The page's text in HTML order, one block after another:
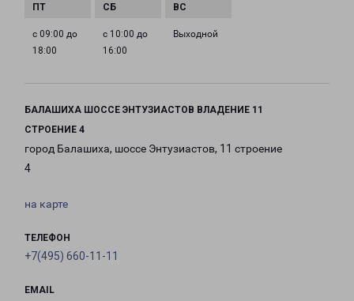
с 09:00 до
18:00
с 10:00 до
16:00
Выходной
БАЛАШИХА ШОССЕ ЭНТУЗИАСТОВ ВЛАДЕНИЕ 11
СТРОЕНИЕ 4
город Балашиха, шоссе Энтузиастов, 11 строение
4
на карте
ТЕЛЕФОН
+7(495) 660-11-11
EMAIL